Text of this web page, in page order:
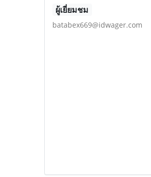
ผู้เยี่ยมชม
batabex669@idwager.com